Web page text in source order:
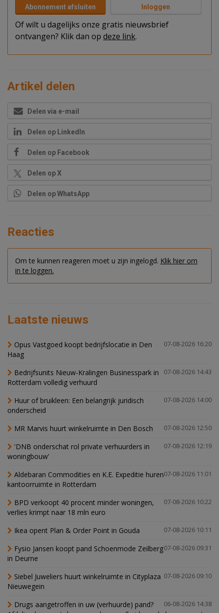
Abonnement afsluiten Inloggen
Of wilt u dagelijks onze gratis nieuwsbrief
ontvangen? Klik dan op deze link.
Artikel delen
Delen via e-mail
Delen op LinkedIn
Delen op Facebook
Delen op X
Delen op WhatsApp
Reacties
Om te kunnen reageren moet u zijn ingelogd. Klik hier om
in te loggen.
Laatste nieuws
07-08-2026 16:20
Opus Vastgoed koopt bedrijfslocatie in Den
Haag
07-08-2026 14:43
Bedrijfsunits Nieuw-Kralingen Businesspark in
Rotterdam volledig verhuurd
07-08-2026 14:00
Huur of bruikleen: Een belangrijk juridisch
onderscheid
07-08-2026 12:50
MR Marvis huurt winkelruimte in Den Bosch
07-08-2026 12:19
'DNB onderschat rol private verhuurders in
woningbouw'
07-08-2026 11:01
Aldebaran Commodities en K.E. Expeditie huren
kantoorruimte in Rotterdam
07-08-2026 10:22
BPD verkoopt 40 procent minder woningen,
verlies krimpt naar 18 mln euro
07-08-2026 10:11
Ikea opent Plan & Order Point in Gouda
07-08-2026 09:31
Fysio Jansen koopt pand Schoenmode Zeilberg
in Deurne
07-08-2026 09:10
Siebel Juweliers huurt winkelruimte in Cityplaza
Nieuwegein
06-08-2026 14:38
Drugs aangetroffen in uw (verhuurde) pand?